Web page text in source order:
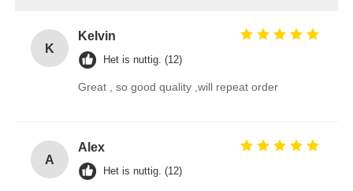
K
Kelvin
Het is nuttig. (12)
Great , so good quality ,will repeat order
A
Alex
Het is nuttig. (12)